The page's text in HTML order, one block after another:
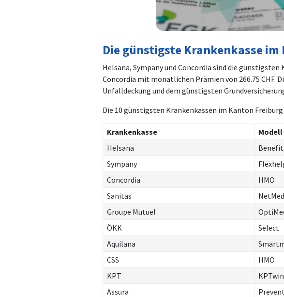
Die günstigste Krankenkasse
Helsana, Sympany und Concordia sind die
Concordia mit monatlichen Prämien von 266.75 CHF.
Unfalldeckung und dem günstigsten
Die 10 günstigsten Krankenkassen im Kanton
Krankenkasse Modell
Helsana
Sympany
Concordia
HMO
Sanitas
NetMed
Groupe Mutuel
ÖKK
Select
Aquilana
CSS
HMO
KPT
KPTwin
Assura